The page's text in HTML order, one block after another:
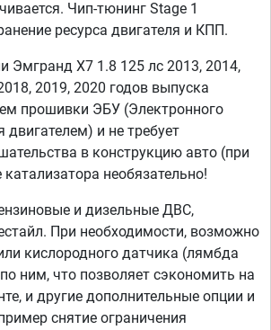
Чип-тюнинг Stage 1
ресурса двигателя и КПП.
Эмгранд Х7 1.8 125 лс 2013, 2014,
2019, 2020 годов выпуска
прошивки ЭБУ (Электронного
двигателем) и не требует
в конструкцию авто (при
необязательно!
и дизельные ДВС,
При необходимости, возможно
кислородного датчика (лямбда
ним, что позволяет сэкономить на
и другие дополнительные опции и
снятие ограничения